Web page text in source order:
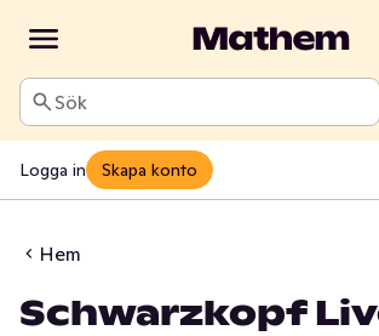
Sök
Logga in Skapa konto
Hem
Schwarzkopf